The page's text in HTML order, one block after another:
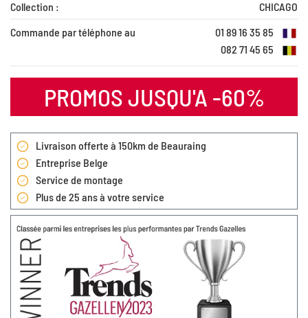
Collection :
CHICAGO
Commande par téléphone au
01 89 16 35 85
082 71 45 65
PROMOS JUSQU'A -60%
Livraison offerte à 150km de Beauraing
Entreprise Belge
Service de montage
Plus de 25 ans à votre service